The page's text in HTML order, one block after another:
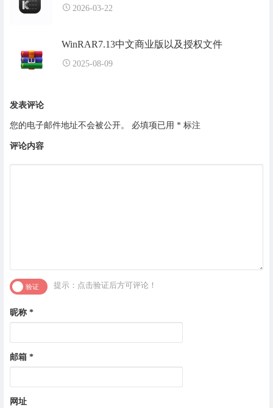
2026-03-22
WinRAR7.13中文商业版以及授权文件
2025-08-09
发表评论
您的电子邮件地址不会被公开。 必填项已用 * 标注
评论内容
提示：点击验证后方可评论！
昵称 *
邮箱 *
网址